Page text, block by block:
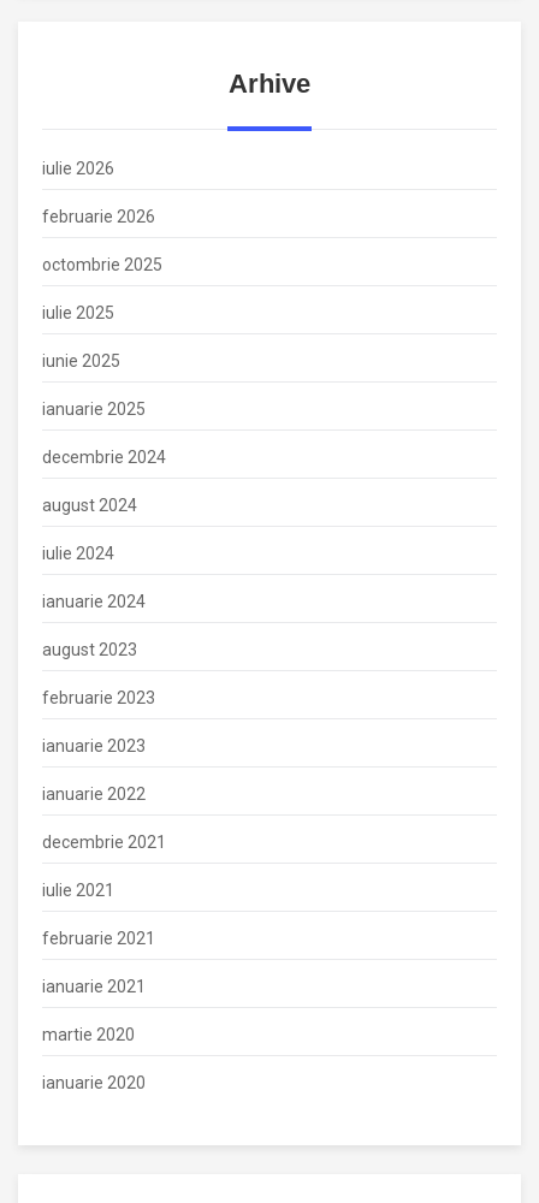
Arhive
iulie 2026
februarie 2026
octombrie 2025
iulie 2025
iunie 2025
ianuarie 2025
decembrie 2024
august 2024
iulie 2024
ianuarie 2024
august 2023
februarie 2023
ianuarie 2023
ianuarie 2022
decembrie 2021
iulie 2021
februarie 2021
ianuarie 2021
martie 2020
ianuarie 2020